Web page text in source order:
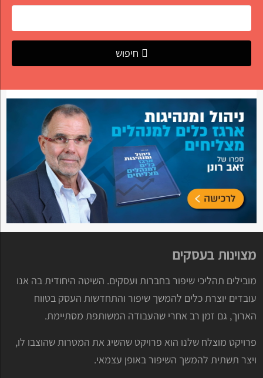
חיפוש
מצוינות בעסקים
מובילים תהליכי שיפור בחברות ועסקים. השיטה היחודית בה אנו
עובדים יוצרת כלים להמשך שיפור והתחדשות העסק בטווח
הארוך, גם זמן רב אחרי שהעבודה המשותפת מסתיימת.
פרויקט מוצלח שלנו הוא פרויקט שהשיג את המטרות שהוצבו לו,
ויצר תשתית להמשך השיפור באופן עצמאי.